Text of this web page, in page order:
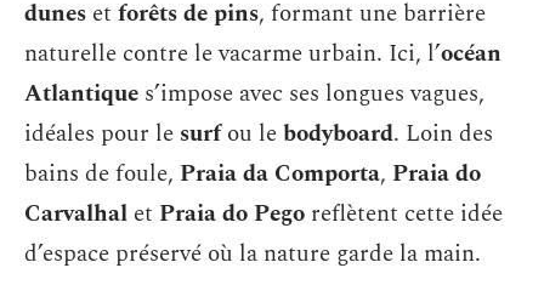
dunes et forêts de pins, formant une barrière
naturelle contre le vacarme urbain. Ici, l’océan
Atlantique s’impose avec ses longues vagues,
idéales pour le surfou lebodyboard. Loin des
bains de foule, Praia da Comporta, Praia do
Carvalhal et Praia do Pego reflètent cette idée
d’espace préservé où la nature garde la main.